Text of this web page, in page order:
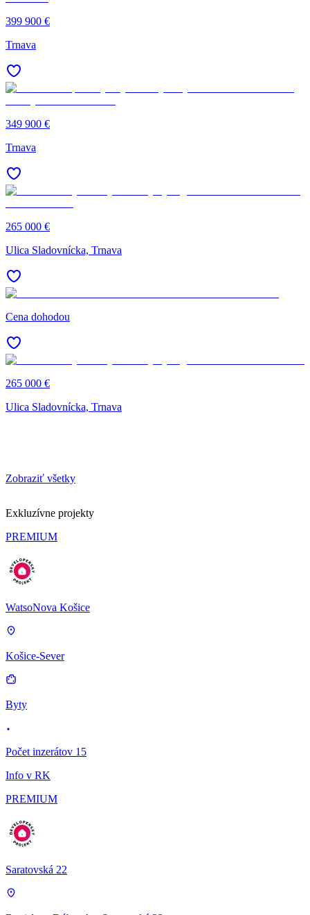
399 900 €
Trnava
349 900 €
Trnava
265 000 €
Ulica Sladovnícka, Trnava
Cena dohodou
265 000 €
Ulica Sladovnícka, Trnava
Zobraziť všetky
Exkluzívne projekty
PREMIUM
WatsoNova Košice
Košice-Sever
Byty
Počet inzerátov 15
Info v RK
PREMIUM
Saratovská 22